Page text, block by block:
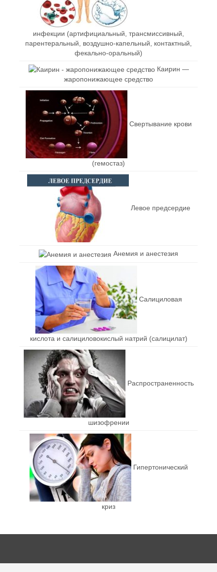
инфекции (артифициальный, трансмиссивный,
парентеральный, воздушно-капельный, контактный,
фекально-оральный)
Каирин —
жаропонижающее средство
Свертывание крови
(гемостаз)
Левое предсердие
Анемия и анестезия
Салициловая
кислота и салициловокислый натрий (салицилат)
Распространенность
шизофрении
Гипертонический
криз